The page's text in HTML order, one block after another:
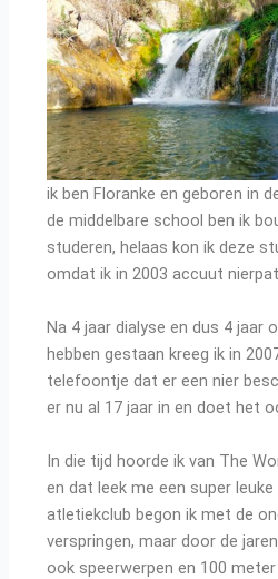
ik ben Floranke en geboren in
de middelbare school ben ik
studeren, helaas kon ik deze
omdat ik in 2003 accuut
Na 4 jaar dialyse en dus 4 jaar
hebben gestaan kreeg ik in
telefoontje dat er een nier
er nu al 17 jaar in en doet het
In die tijd hoorde ik van The
en dat leek me een super leuke
atletiekclub begon ik met de
verspringen, maar door de
ook speerwerpen en 100